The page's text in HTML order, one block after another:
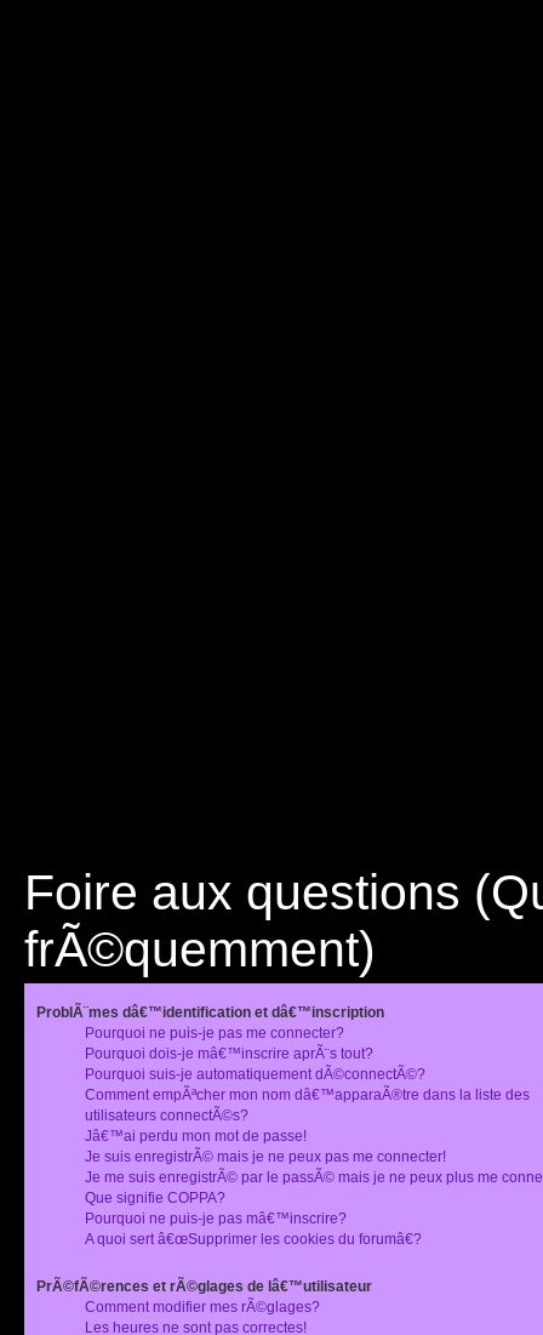
Foire aux questions
frÃ©quemment)
ProblÃ¨mes dâ€™identification et dâ€™inscription
Pourquoi ne puis-je pas me connecter?
Pourquoi dois-je mâ€™inscrire aprÃ¨s tout?
Pourquoi suis-je automatiquement dÃ©connectÃ©?
Comment empÃªcher mon nom dâ€™apparaÃ®tre dans la liste des
utilisateurs connectÃ©s?
Jâ€™ai perdu mon mot de passe!
Je suis enregistrÃ© mais je ne peux pas me connecter!
Je me suis enregistrÃ© par le passÃ© mais je ne peux plus me
Que signifie COPPA?
Pourquoi ne puis-je pas mâ€™inscrire?
A quoi sert â€œSupprimer les cookies du forumâ€?
PrÃ©fÃ©rences et rÃ©glages de lâ€™utilisateur
Comment modifier mes rÃ©glages?
Les heures ne sont pas correctes!